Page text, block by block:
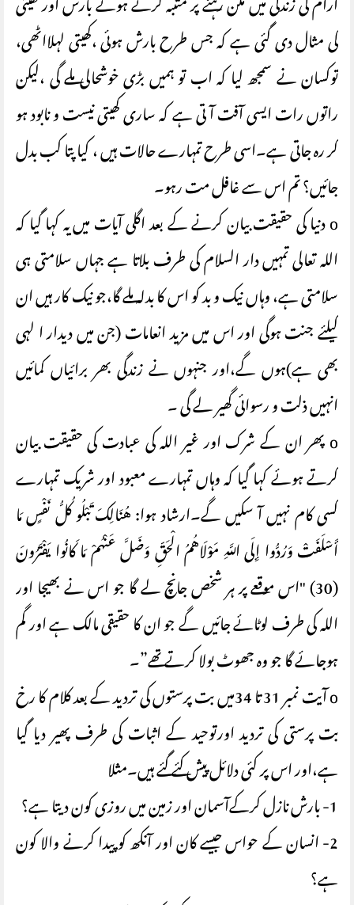
کی مثال دی گئی ہے کہ جس طرح بارش ہوئی ،کھیتی لہلااٹھی،
توکسان نے سمجھ لیا کہ اب تو ہمیں بڑی خوشحالی ملے گی ،لیکن
راتوں رات ایسی آفت آ تی ہے کہ ساری کھیتی نیست و نابود ہو
کر رہ جاتی ہے۔اسی طرح تمہارے حالات ہیں ، کیا پتا کب بدل
جائیں؟ تم اس سے غافل مت رہو۔
o دنیا کی حقیقت بیان کرنے کے بعد اگلی آیات میں یہ کہا گیا کہ
اللہ تعالی تمہیں دار السلام کی طرف بلاتا ہے جہاں سلامتی ہی
سلامتی ہے، وہاں نیک و بد کو اس کا بدلہ ملے گا،جو نیک کار ہیں ان
کیلئے جنت ہوگی اور اس میں مزید انعامات (جن میں دیدار ا لہی
بھی ہے)ہوں گے،اور جنہوں نے زندگی بھر برائیاں کمائیں
انہیں ذلت و رسوائی گھیر لے گی ۔
o پھر ان کے شرک اور غیر اللہ کی عبادت کی حقیقت بیان
کرتے ہوئے کہا گیا کہ وہاں تمہارے معبود اور شریک تمہارے
کسی کام نہیں آ سکیں گے۔ارشاد ہوا: هُنَالِكَ تَبْلُو كُلُّ نَفْسٍ مَا
أَسْلَفَتْ وَرُدُّوا إِلَى اللَّهِ مَوْلَاهُمُ الْحَقِّ وَضَلَّ عَنْهُمْ مَا كَانُوا يَفْتَرُونَ
(30) "اس موقعے پر ہر شخص جانچ لے گا جو اس نے بھیجا اور
اللہ کی طرف لوٹائے جائیں گے جو ان کا حقیقی مالک ہے اور گم
ہوجائے گا جو وہ جھوٹ بولا کرتے تھے”۔
o آیت نمبر 31 تا 34میں بت پرستوں کی تردید کے بعد کلام کا رخ
بت پرستی کی تردید اورتوحید کے اثبات کی طرف پھیر دیا گیا
ہے،اور اس پر کئی دلائل پیش کئے گئے ہیں۔مثلا
1- بارش نازل کرکےآسمان اور زمین میں روزی کون دیتا ہے؟
2- انسان کے حواس جیسے کان اور آنکھ کو پیدا کرنے والا کون
ہے؟